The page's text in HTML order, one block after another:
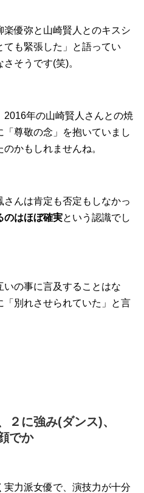
楽優弥と山崎賢人とのキスシ
も緊張した」と語ってい
そうです(笑)。
年の山崎賢人さんとの焼
尊敬の念」を抱いていまし
かもしれませんね。
んは肯定も否定もしなかっ
のはほぼ確実という認識でし
いの事に言及することはな
「別れさせられていた」と言
２に強み(ダンス)、
でか
力派女優で、演技力が十分